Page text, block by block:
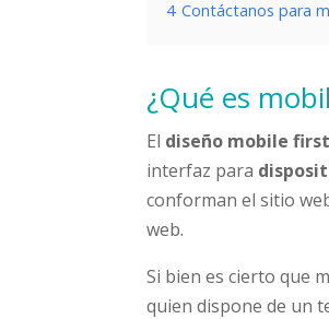
4 Contáctanos para
¿Qué es
El diseño mobile first
interfaz para
conforman el sitio
web.
Si bien es cierto que
quien dispone de un